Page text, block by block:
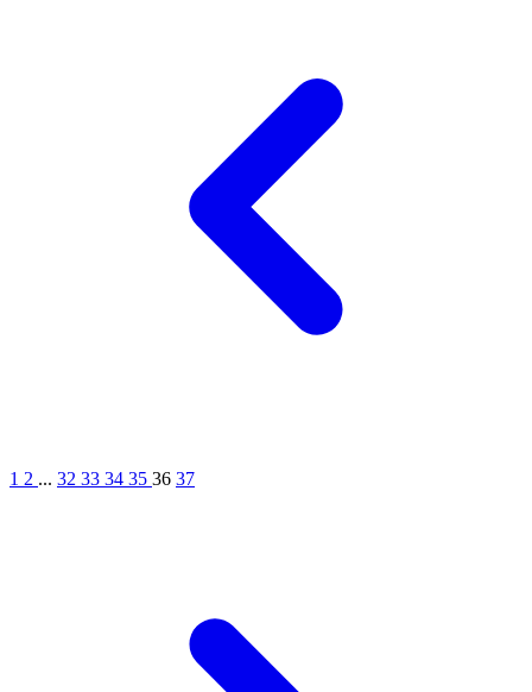
1 2 ... 32 33 34 35 36 37